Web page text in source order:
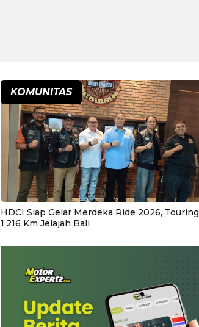
KOMUNITAS
HDCI Siap Gelar Merdeka Ride 2026, Touring
1.216 Km Jelajah Bali